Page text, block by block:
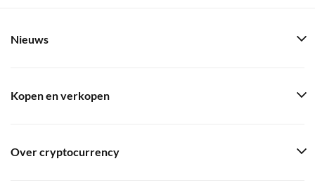
Nieuws
Kopen en verkopen
Over cryptocurrency